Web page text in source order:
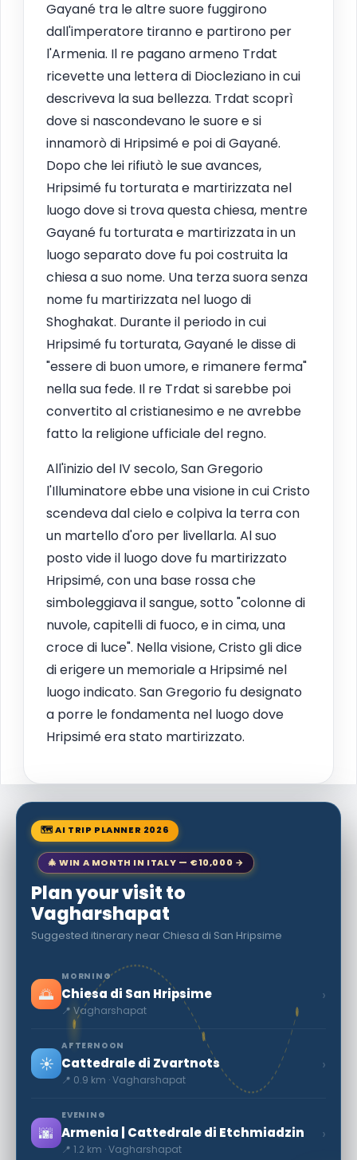
Gayané tra le altre suore fuggirono
dall'imperatore tiranno e partirono per
l'Armenia. Il re pagano armeno Trdat
ricevette una lettera di Diocleziano in cui
descriveva la sua bellezza. Trdat scoprì
dove si nascondevano le suore e si
innamorò di Hripsimé e poi di Gayané.
Dopo che lei rifiutò le sue avances,
Hripsimé fu torturata e martirizzata nel
luogo dove si trova questa chiesa, mentre
Gayané fu torturata e martirizzata in un
luogo separato dove fu poi costruita la
chiesa a suo nome. Una terza suora senza
nome fu martirizzata nel luogo di
Shoghakat. Durante il periodo in cui
Hripsimé fu torturata, Gayané le disse di
"essere di buon umore, e rimanere ferma"
nella sua fede. Il re Trdat si sarebbe poi
convertito al cristianesimo e ne avrebbe
fatto la religione ufficiale del regno.
All'inizio del IV secolo, San Gregorio
l'Illuminatore ebbe una visione in cui Cristo
scendeva dal cielo e colpiva la terra con
un martello d'oro per livellarla. Al suo
posto vide il luogo dove fu martirizzato
Hripsimé, con una base rossa che
simboleggiava il sangue, sotto "colonne di
nuvole, capitelli di fuoco, e in cima, una
croce di luce". Nella visione, Cristo gli dice
di erigere un memoriale a Hripsimé nel
luogo indicato. San Gregorio fu designato
a porre le fondamenta nel luogo dove
Hripsimé era stato martirizzato.
🗺 AI TRIP PLANNER 2026
🎄 WIN A MONTH IN ITALY — €10,000 →
Plan your visit to
Vagharshapat
Suggested itinerary near Chiesa di San Hripsime
🌅
MORNING
Chiesa di San Hripsime
📍 Vagharshapat
›
☀️
AFTERNOON
Cattedrale di Zvartnots
📍 0.9 km · Vagharshapat
›
🌆
EVENING
Armenia | Cattedrale di Etchmiadzin
📍 1.2 km · Vagharshapat
›